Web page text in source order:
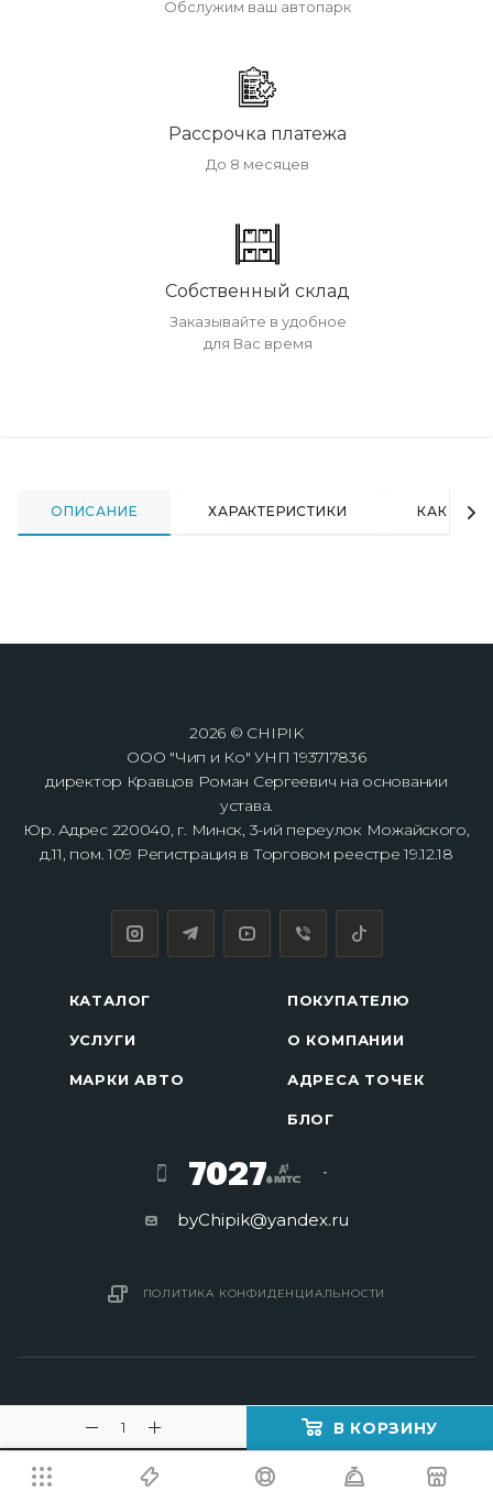
В КОРЗИНУ
Обслужим ваш автопарк
Рассрочка платежа
До 8 месяцев
Собственный склад
Заказывайте в удобное
для Вас время
ОПИСАНИЕ ХАРАКТЕРИСТИКИ КАК
2026 © CHIPIK
ООО "Чип и Ко" УНП 193717836
директор Кравцов Роман Сергеевич на основании
устава.
Юр. Адрес 220040, г. Минск, 3-ий переулок Можайского,
д.11, пом. 109 Регистрация в Торговом реестре 19.12.18
КАТАЛОГ
УСЛУГИ
МАРКИ АВТО
ПОКУПАТЕЛЮ
О КОМПАНИИ
АДРЕСА ТОЧЕК
БЛОГ
7027
byChipik@yandex.ru
ПОЛИТИКА КОНФИДЕНЦИАЛЬНОСТИ
2016 - 2026 © Изготовление ключей в Минске